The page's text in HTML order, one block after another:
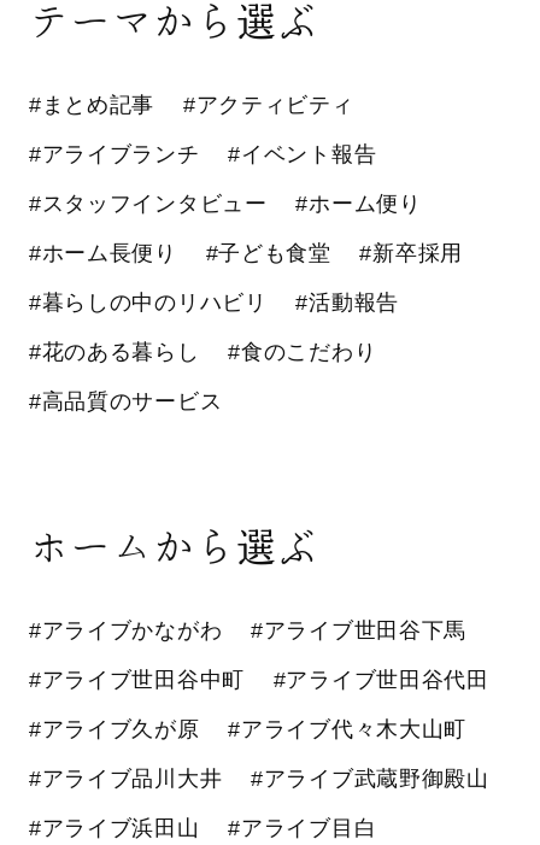
テーマから選ぶ
#まとめ記事 #アクティビティ
#アライブランチ #イベント報告
#スタッフインタビュー #ホーム便り
#ホーム長便り #子ども食堂 #新卒採用
#暮らしの中のリハビリ #活動報告
#花のある暮らし #食のこだわり
#高品質のサービス
ホームから選ぶ
#アライブかながわ #アライブ世田谷下馬
#アライブ世田谷中町 #アライブ世田谷代田
#アライブ久が原 #アライブ代々木大山町
#アライブ品川大井 #アライブ武蔵野御殿山
#アライブ浜田山 #アライブ目白